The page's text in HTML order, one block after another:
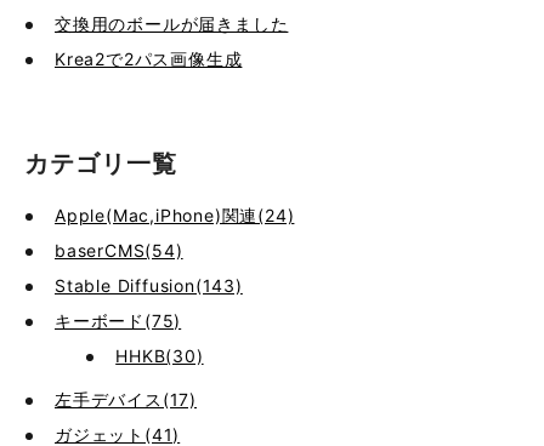
交換用のボールが届きました
Krea2で2パス画像生成
カテゴリ一覧
Apple(Mac,iPhone)関連(24)
baserCMS(54)
Stable Diffusion(143)
キーボード(75)
HHKB(30)
左手デバイス(17)
ガジェット(41)